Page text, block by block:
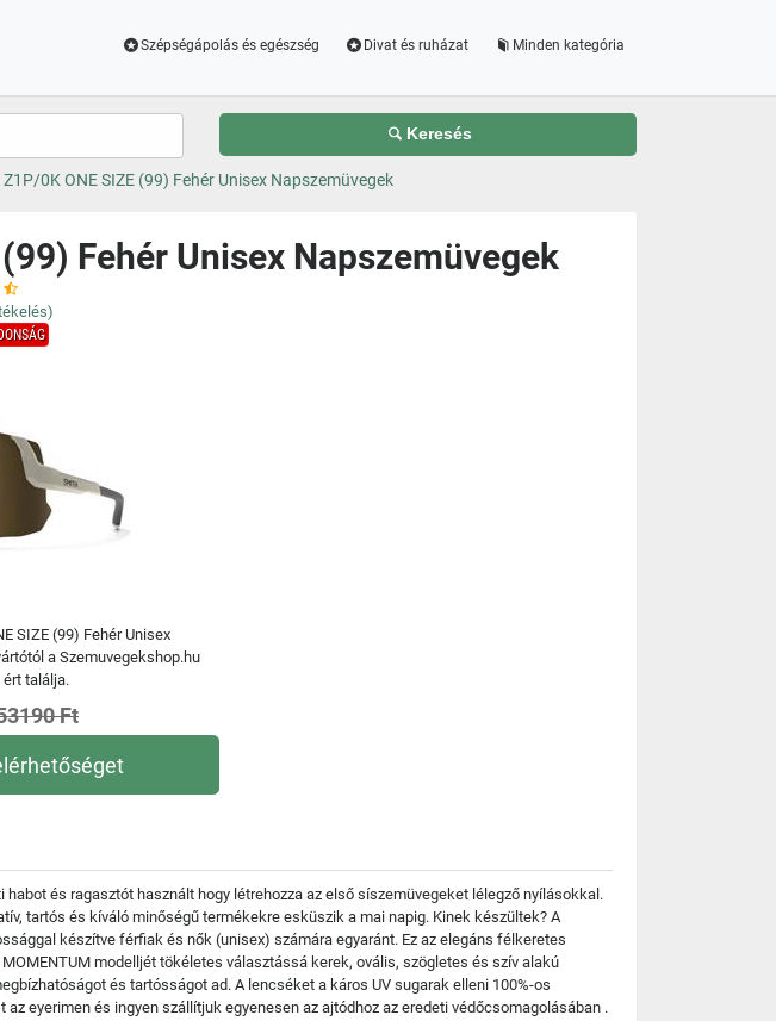
Szépségápolás és egészség Divat és ruházat Minden kategória
Keresés
0K ONE SIZE (99) Fehér Unisex Napszemüvegek
Fehér Unisex Napszemüvegek
SIZE (99) Fehér Unisex
a Szemuvegekshop.hu
ért találja.
Ft
és ragasztót használt hogy létrehozza az első síszemüvegeket lélegző nyílásokkal.
tartós és kíváló minőségű termékekre esküszik a mai napig. Kinek készültek? A
készítve férfiak és nők (unisex) számára egyaránt. Ez az elegáns félkeretes
modelljét tökéletes választássá kerek, ovális, szögletes és szív alakú
és tartósságot ad. A lencséket a káros UV sugarak elleni 100%-os
eyerimen és ingyen szállítjuk egyenesen az ajtódhoz az eredeti védőcsomagolásában .